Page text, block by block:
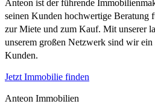
Anteon ist der führende
seinen Kunden hochwertige Beratung
zur Miete und zum Kauf. Mit unserer
unserem großen Netzwerk sind wir ein
Kunden.
Jetzt Immobilie finden
Anteon Immobilien